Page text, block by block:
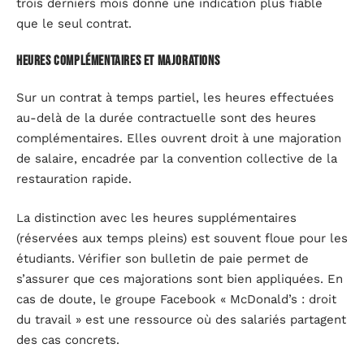
trois derniers mois donne une indication plus fiable
que le seul contrat.
Heures complémentaires et majorations
Sur un contrat à temps partiel, les heures effectuées
au-delà de la durée contractuelle sont des heures
complémentaires. Elles ouvrent droit à une majoration
de salaire, encadrée par la convention collective de la
restauration rapide.
La distinction avec les heures supplémentaires
(réservées aux temps pleins) est souvent floue pour les
étudiants. Vérifier son bulletin de paie permet de
s’assurer que ces majorations sont bien appliquées. En
cas de doute, le groupe Facebook « McDonald’s : droit
du travail » est une ressource où des salariés partagent
des cas concrets.